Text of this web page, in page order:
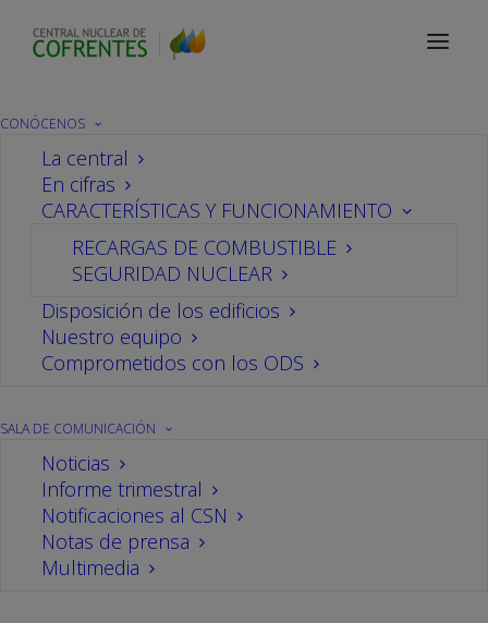
CONÓCENOS
La central
En cifras
CARACTERÍSTICAS Y FUNCIONAMIENTO
RECARGAS DE COMBUSTIBLE
SEGURIDAD NUCLEAR
Disposición de los edificios
Nuestro equipo
Comprometidos con los ODS
SALA DE COMUNICACIÓN
Noticias
Informe trimestral
Notificaciones al CSN
Notas de prensa
Multimedia
Sala de comunicación
La central nuclear de
Cofrentes inicia un nuevo
ciclo de operación, tras
finalizar su 22ª recarga
Información de CN Cofrentes
07/12/2019